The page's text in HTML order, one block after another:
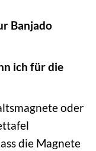
Banjado
ich für die
oder
die Magnete